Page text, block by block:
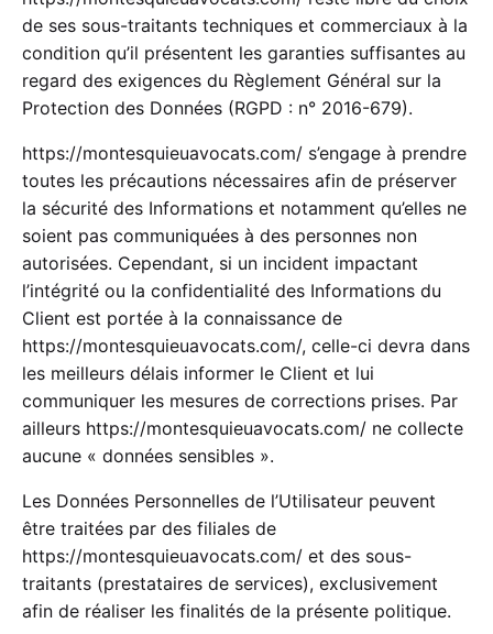
de ses sous-traitants techniques et commerciaux à la
condition qu’il présentent les garanties suffisantes au
regard des exigences du Règlement Général sur la
Protection des Données (RGPD : n° 2016-679).
https://montesquieuavocats.com/ s’engage à prendre
toutes les précautions nécessaires afin de préserver
la sécurité des Informations et notamment qu’elles ne
soient pas communiquées à des personnes non
autorisées. Cependant, si un incident impactant
l’intégrité ou la confidentialité des Informations du
Client est portée à la connaissance de
https://montesquieuavocats.com/, celle-ci devra dans
les meilleurs délais informer le Client et lui
communiquer les mesures de corrections prises. Par
ailleurs https://montesquieuavocats.com/ ne collecte
aucune « données sensibles ».
Les Données Personnelles de l’Utilisateur peuvent
être traitées par des filiales de
https://montesquieuavocats.com/ et des sous-
traitants (prestataires de services), exclusivement
afin de réaliser les finalités de la présente politique.